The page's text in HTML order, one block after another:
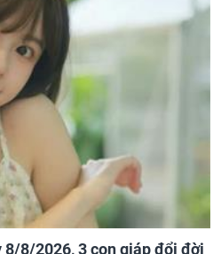
8/2026, 3 con giáp đổi đời